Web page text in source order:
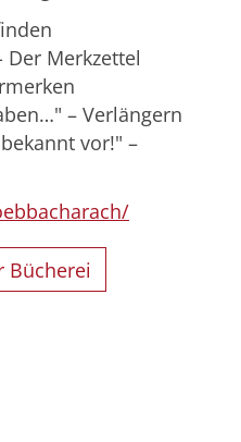
Der Merkzettel
– Verlängern
vor!" –
Bücherei